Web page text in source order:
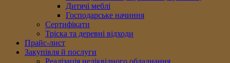
Дитячі меблі
Господарське начиння
Сертифікати
Тріска та деревні відходи
Прайс-лист
Закупівля й послуги
Реалізація неліквідного обладнання